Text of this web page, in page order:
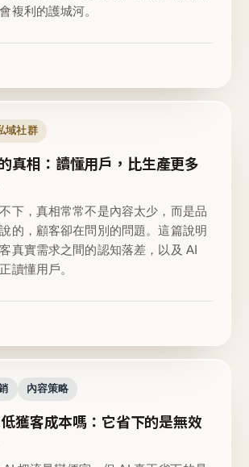
複利的護城河。
域社群
真相：讀懂用戶，比生產更多
下，真相常常不是內容太少，而是品
的，顧客卻在問別的問題。這篇說明
真實需求之間的認知落差，以及 AI
讀懂用戶。
內容策略
獲客成本嗎：它省下的是無效